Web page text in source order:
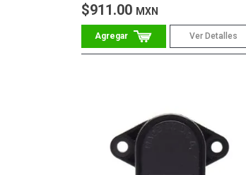
$911.00 MXN
Ver Detalles